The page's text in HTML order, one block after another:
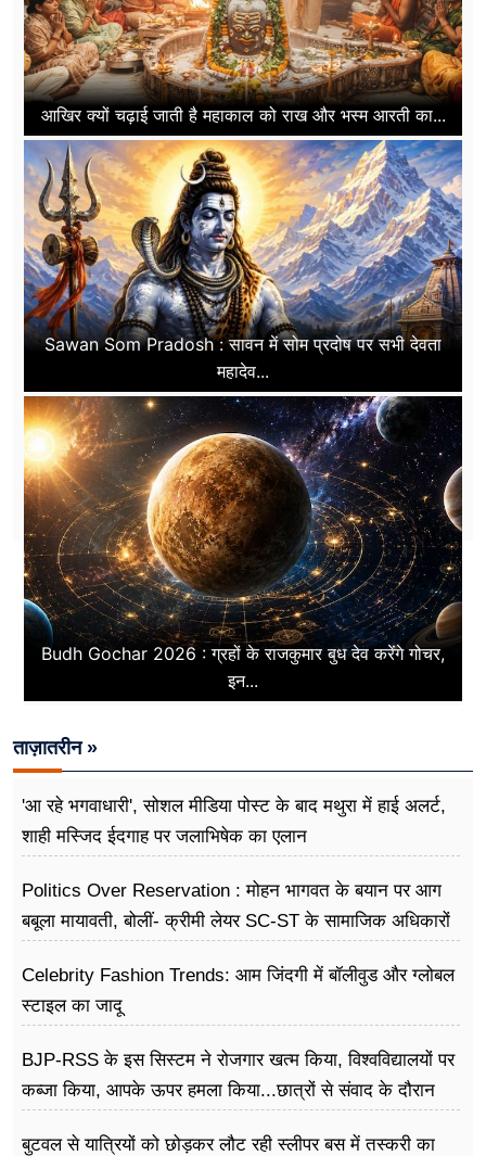
आखिर क्यों चढ़ाई जाती है महाकाल को राख और भस्म आरती का...
Sawan Som Pradosh : सावन में सोम प्रदोष पर सभी देवता
महादेव...
Budh Gochar 2026 : ग्रहों के राजकुमार बुध देव करेंगे गोचर,
इन...
ताज़ातरीन »
'आ रहे भगवाधारी', सोशल मीडिया पोस्ट के बाद मथुरा में हाई अलर्ट,
शाही मस्जिद ईदगाह पर जलाभिषेक का एलान
Politics Over Reservation : मोहन भागवत के बयान पर आग
बबूला मायावती, बोलीं- क्रीमी लेयर SC-ST के सामाजिक अधिकारों
Celebrity Fashion Trends: आम जिंदगी में बॉलीवुड और ग्लोबल
स्टाइल का जादू
BJP-RSS के इस सिस्टम ने रोजगार खत्म किया, विश्वविद्यालयों पर
कब्जा किया, आपके ऊपर हमला किया...छात्रों से संवाद के दौरान
बुटवल से यात्रियों को छोड़कर लौट रही स्लीपर बस में तस्करी का